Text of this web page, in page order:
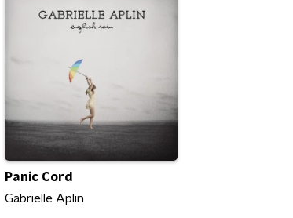
Panic Cord
Gabrielle Aplin